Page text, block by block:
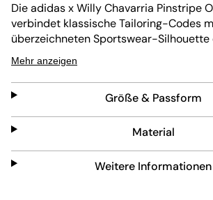
Die adidas x Willy Chavarria Pinstripe
verbindet klassische Tailoring-Codes
überzeichneten Sportswear-Silhouette
Willy Chavarria. Die Shorts übersetzen
Anzugreferenzen in ein modernes
bewusst mit Proportion, Länge und
Gefertigt aus einem hochwertigen,
Pinstripe-Design entsteht eine dichte,
strukturierte Oberfläche mit präzisem
mit klarer Präsenz, während Bundfalten
Mehr anzeigen
Größe & Passform
Material
Weitere Informationen